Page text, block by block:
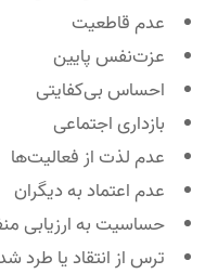
عدم قاطعیت
عزت‌نفس پایین
احساس بی‌کفایتی
بازداری اجتماعی
عدم لذت از فعالیت‌ها
عدم اعتماد به دیگران
حساسیت به ارزیابی
ترس از انتقاد یا طرد